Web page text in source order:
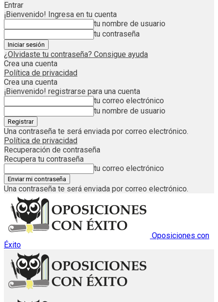
Entrar
¡Bienvenido! Ingresa en tu cuenta
tu nombre de usuario
tu contraseña
¿Olvidaste tu contraseña? Consigue ayuda
Crea una cuenta
Política de privacidad
Crea una cuenta
¡Bienvenido! registrarse para una cuenta
tu correo electrónico
tu nombre de usuario
Una contraseña te será enviada por correo electrónico.
Política de privacidad
Recuperación de contraseña
Recupera tu contraseña
tu correo electrónico
Una contraseña te será enviada por correo electrónico.
Oposiciones con
Éxito